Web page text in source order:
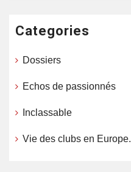
Categories
Dossiers
Echos de passionnés
Inclassable
Vie des clubs en Europe.